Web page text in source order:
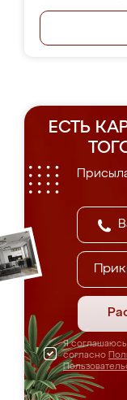
ЕСТЬ
Я
согласно